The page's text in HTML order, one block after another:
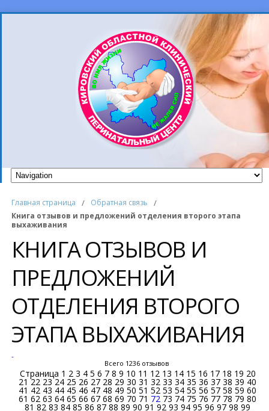
Главная страница / Обратная связь /
Книга отзывов и предложений отделения второго этапа
выхаживания
КНИГА ОТЗЫВОВ И
ПРЕДЛОЖЕНИЙ
ОТДЕЛЕНИЯ ВТОРОГО
ЭТАПА ВЫХАЖИВАНИЯ
-
Всего 1236 отзывов
Страница 1 2 3 4 5 6 7 8 9 10 11 12 13 14 15 16 17 18 19 20
21 22 23 24 25 26 27 28 29 30 31 32 33 34 35 36 37 38 39 40
41 42 43 44 45 46 47 48 49 50 51 52 53 54 55 56 57 58 59 60
61 62 63 64 65 66 67 68 69 70 71 72 73 74 75 76 77 78 79 80
81 82 83 84 85 86 87 88 89 90 91 92 93 94 95 96 97 98 99